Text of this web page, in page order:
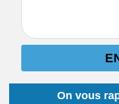
On vous